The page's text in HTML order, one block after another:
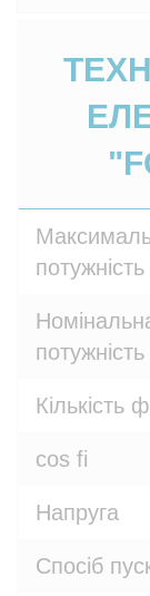
потужність
потужність
Кількість
cos fi
Напруга
Спосіб